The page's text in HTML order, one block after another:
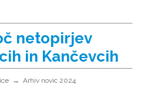
netopirjev
in Kančevcih
Arhiv novic 2024